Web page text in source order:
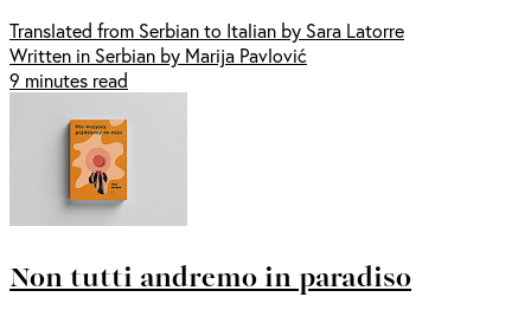
Translated from Serbian to Italian by Sara Latorre
Written in Serbian by Marija Pavlović
9 minutes read
Non tutti andremo in paradiso